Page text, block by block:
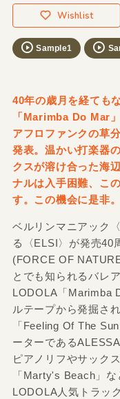
Wishlist
Sample1
40年の歳月を経ても
「Marimba Do Mar
アフロファンクの草
発表。温かい打楽器
クスが溶け合った海
ナルは入手困難、こ
す。この機会に是非。
ベルリンマニアック
る〈ELSI〉が発売40
(FORCE OF
とでも知られるバレ
LODOLA「Marimba
ルテープから発掘さ
「Feeling Of The
ーターである
ピアノリフやサック
「Marty's Beach」
LODOLA人気トラッ